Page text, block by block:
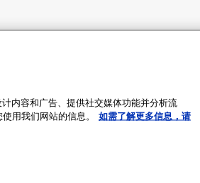
内容和广告、提供社交媒体功能并分析流
用我们网站的信息。
如需了解更多信息，请